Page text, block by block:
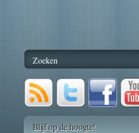
Blijf op de hoogte!